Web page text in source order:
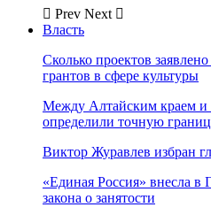
Prev Next
Власть
Сколько проектов
грантов в сфере культуры
Между Алтайским краем и
определили точную
Виктор Журавлев избран
«Единая Россия» внесла
закона о занятости